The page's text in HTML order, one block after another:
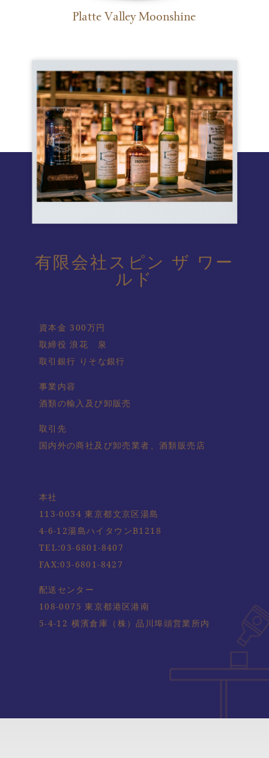
Platte Valley Moonshine
有限会社スピン ザ ワー
ルド
資本金 300万円
取締役 浪花 泉
取引銀行 りそな銀行
事業内容
酒類の輸入及び卸販売
取引先
国内外の商社及び卸売業者、酒類販売店
本社
113-0034 東京都文京区湯島
4-6-12湯島ハイタウンB1218
TEL:03-6801-8407
FAX:03-6801-8427
配送センター
108-0075 東京都港区港南
5-4-12 横濱倉庫（株）品川埠頭営業所内